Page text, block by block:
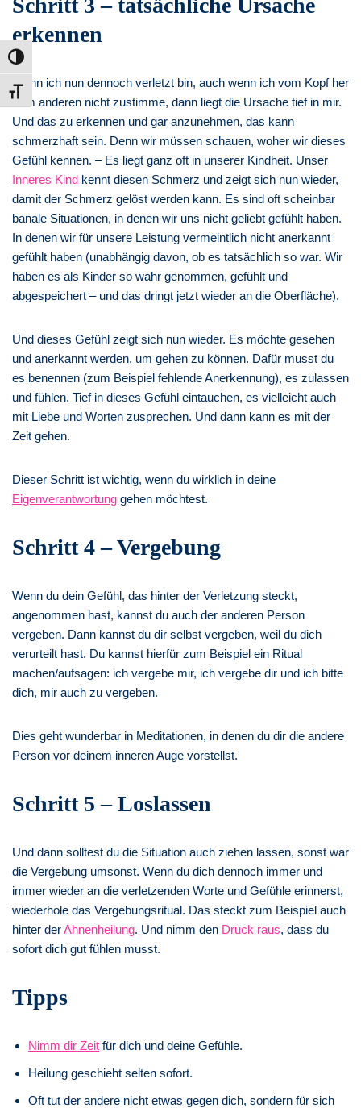
Umschalten auf hohe Kontraste
Schrift vergrößern
erkennen
Wenn ich nun dennoch verletzt bin, auch wenn ich vom Kopf her
dem anderen nicht zustimme, dann liegt die Ursache tief in mir.
Und das zu erkennen und gar anzunehmen, das kann
schmerzhaft sein. Denn wir müssen schauen, woher wir dieses
Gefühl kennen. – Es liegt ganz oft in unserer Kindheit. Unser
Inneres Kind kennt diesen Schmerz und zeigt sich nun wieder,
damit der Schmerz gelöst werden kann. Es sind oft scheinbar
banale Situationen, in denen wir uns nicht geliebt gefühlt haben.
In denen wir für unsere Leistung vermeintlich nicht anerkannt
gefühlt haben (unabhängig davon, ob es tatsächlich so war. Wir
haben es als Kinder so wahr genommen, gefühlt und
abgespeichert – und das dringt jetzt wieder an die Oberfläche).
Und dieses Gefühl zeigt sich nun wieder. Es möchte gesehen
und anerkannt werden, um gehen zu können. Dafür musst du
es benennen (zum Beispiel fehlende Anerkennung), es zulassen
und fühlen. Tief in dieses Gefühl eintauchen, es vielleicht auch
mit Liebe und Worten zusprechen. Und dann kann es mit der
Zeit gehen.
Dieser Schritt ist wichtig, wenn du wirklich in deine
Eigenverantwortung gehen möchtest.
Schritt 4 – Vergebung
Wenn du dein Gefühl, das hinter der Verletzung steckt,
angenommen hast, kannst du auch der anderen Person
vergeben. Dann kannst du dir selbst vergeben, weil du dich
verurteilt hast. Du kannst hierfür zum Beispiel ein Ritual
machen/aufsagen: ich vergebe mir, ich vergebe dir und ich bitte
dich, mir auch zu vergeben.
Dies geht wunderbar in Meditationen, in denen du dir die andere
Person vor deinem inneren Auge vorstellst.
Schritt 5 – Loslassen
Und dann solltest du die Situation auch ziehen lassen, sonst war
die Vergebung umsonst. Wenn du dich dennoch immer und
immer wieder an die verletzenden Worte und Gefühle erinnerst,
wiederhole das Vergebungsritual. Das steckt zum Beispiel auch
hinter derAhnenheilung. Und nimm den Druck raus, dass du
sofort dich gut fühlen musst.
Tipps
Nimm dir Zeit für dich und deine Gefühle.
Heilung geschieht selten sofort.
Oft tut der andere nicht etwas gegen dich, sondern für sich